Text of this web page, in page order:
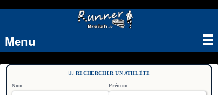
Menu
🏃‍♂️ RECHERCHER UN ATHLÈTE
Nom Prénom